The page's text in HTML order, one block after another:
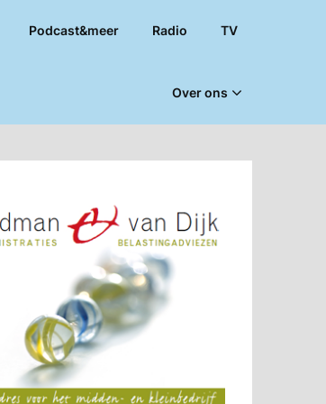
Podcast&meer Radio TV
Over ons